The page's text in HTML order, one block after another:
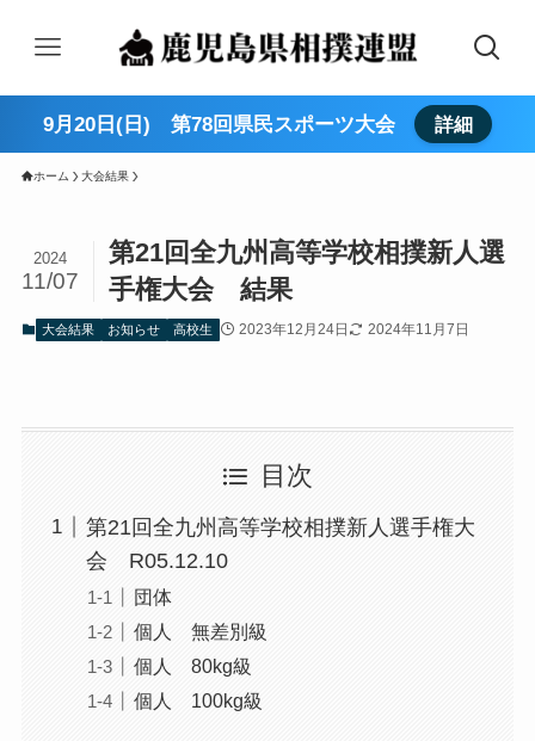
9月20日(日) 第78回県民スポーツ大会 詳細
ホーム 大会結果
第21回全九州高等学校相撲新人選
手権大会 結果
2024
11/07
大会結果 お知らせ 高校生 2023年12月24日 2024年11月7日
目次
第21回全九州高等学校相撲新人選手権大
会 R05.12.10
団体
個人 無差別級
個人 80kg級
個人 100kg級